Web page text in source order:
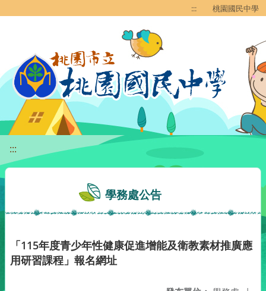
::: 桃園國民中學
:::
學務處公告
「115年度青少年性健康促進增能及衛教素材推廣應
用研習課程」報名網址